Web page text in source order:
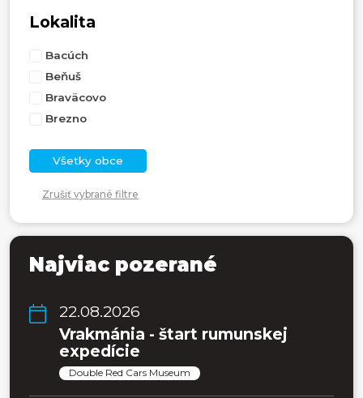
Lokalita
Bacúch
Beňuš
Braväcovo
Brezno
Všetky obce
Zrušiť vybrané filtre
Najviac pozerané
22.08.2026
Vrakmánia - štart rumunskej
expedície
Double Red Cars Museum